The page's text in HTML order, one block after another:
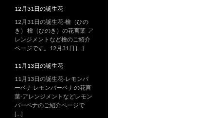
12月31日の誕生花
12月31日の誕生花-檜（ひの
き） 檜（ひのき）の花言葉-ア
レンジメントなど檜のご紹介
ページです。12月31日 […]
11月13日の誕生花
11月13日の誕生花-レモンバ
ーベナ レモンバーベナの花言
葉-アレンジメントなどレモン
バーベナのご紹介ページで
[…]